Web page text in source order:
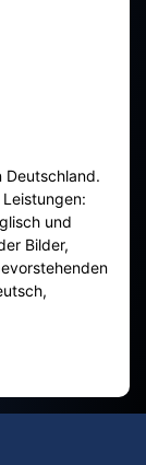
Deutschland.
und
Bilder,